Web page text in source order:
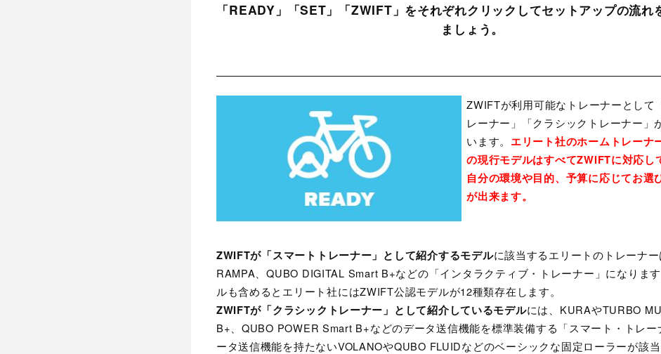
「READY」「SET」「ZWIFT」をそれぞれクリックしてセットアップの流れ
ましょう。
ZWIFTが利用可能なトレーナーとして
レーナー」「クラシックトレーナー」
います。 エリート社のホームトレーナ
の現行モデルはすべてZWIFTに対応し
自分の環境や目的、予算に応じてお選
が出来ます。
ZWIFTが「スマートトレーナー」として紹介するモデルに該当するエリートのトレーナ
RAMPA、QUBO DIGITAL Smart B+などの「インタラクティブ・トレーナー」になりま
ルも含めるとエリート社にはZWIFT公認モデルが12種類存在します。
ZWIFTが「クラシックトレーナー」として紹介しているモデルには、KURAやTURBO
B+、QUBO POWER Smart B+などのデータ送信機能を標準装備する「スマート・トレー
ータ送信機能を持たないVOLANOやQUBO FLUIDなどのベーシックな固定ローラーが該